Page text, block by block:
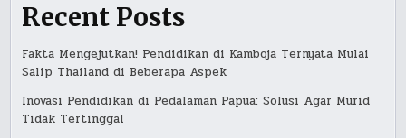
Recent Posts
Fakta Mengejutkan! Pendidikan di Kamboja Ternyata Mulai
Salip Thailand di Beberapa Aspek
Inovasi Pendidikan di Pedalaman Papua: Solusi Agar Murid
Tidak Tertinggal